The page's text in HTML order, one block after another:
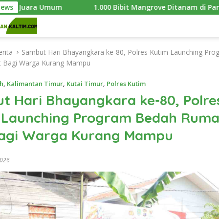
1.000 Bibit Mangrove Ditanam di Pantai Teluk
Sambut Hari Bhayangkara ke-80, Polres Kutim Launching
Bagi Warga Kurang Mampu
, Kalimantan Timur, Kutai Timur, Polres Kutim
Hari Bhayangkara ke-80,
Program Bedah
Warga Kurang Mampu